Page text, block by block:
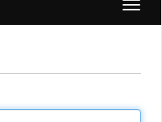
Bytt